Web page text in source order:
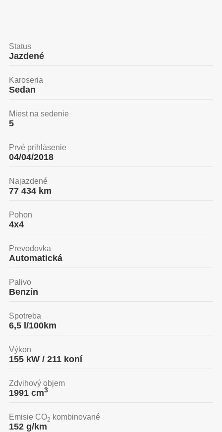
Jazdené
Status
Sedan
Karoseria
5
Miest na sedenie
04/04/2018
Prvé prihlásenie
77 434 km
Najazdené
4x4
Pohon
Automatická
Prevodovka
Benzín
Palivo
6,5 l/100km
Spotreba
155 kW / 211 koní
Výkon
1991 cm3
Zdvihový objem
152 g/km
Emisie CO2 kombinované